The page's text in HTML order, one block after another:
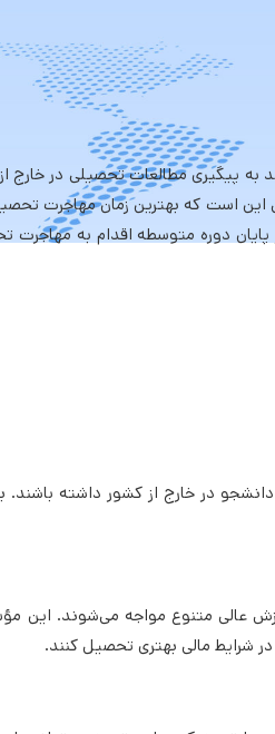
پیگیری مطالعات تحصیلی در خارج
این است که بهترین زمان مهاجرت
دوره متوسطه اقدام به مهاجرت
در خارج از کشور داشته باشند.
عالی متنوع مواجه می‌شوند. این
شرایط مالی بهتری تحصیل کنند.